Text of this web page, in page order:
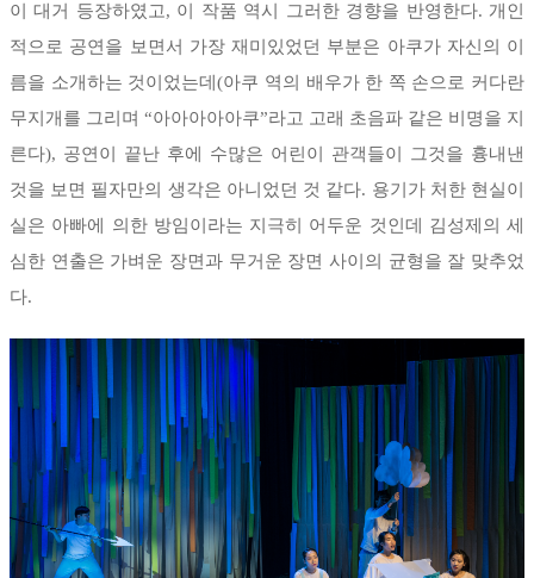
이 대거 등장하였고, 이 작품 역시 그러한 경향을 반영한다. 개인
적으로 공연을 보면서 가장 재미있었던 부분은 아쿠가 자신의 이
름을 소개하는 것이었는데(아쿠 역의 배우가 한 쪽 손으로 커다란
무지개를 그리며 “아아아아아쿠”라고 고래 초음파 같은 비명을 지
른다), 공연이 끝난 후에 수많은 어린이 관객들이 그것을 흉내낸
것을 보면 필자만의 생각은 아니었던 것 같다. 용기가 처한 현실이
실은 아빠에 의한 방임이라는 지극히 어두운 것인데 김성제의 세
심한 연출은 가벼운 장면과 무거운 장면 사이의 균형을 잘 맞추었
다.